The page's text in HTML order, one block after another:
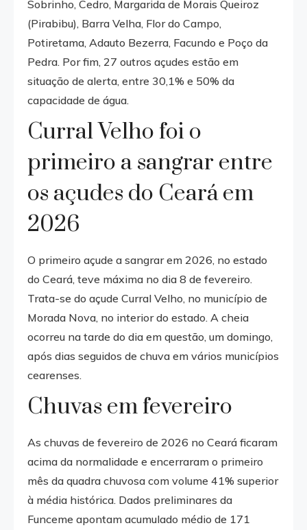
Sobrinho, Cedro, Margarida de Morais Queiroz
(Pirabibu), Barra Velha, Flor do Campo,
Potiretama, Adauto Bezerra, Facundo e Poço da
Pedra. Por fim, 27 outros açudes estão em
situação de alerta, entre 30,1% e 50% da
capacidade de água.
Curral Velho foi o
primeiro a sangrar entre
os açudes do Ceará em
2026
O primeiro açude a sangrar em 2026, no estado
do Ceará, teve máxima no dia 8 de fevereiro.
Trata-se do açude Curral Velho, no município de
Morada Nova, no interior do estado. A cheia
ocorreu na tarde do dia em questão, um domingo,
após dias seguidos de chuva em vários municípios
cearenses.
Chuvas em fevereiro
As chuvas de fevereiro de 2026 no Ceará ficaram
acima da normalidade e encerraram o primeiro
mês da quadra chuvosa com volume 41% superior
à média histórica. Dados preliminares da
Funceme apontam acumulado médio de 171